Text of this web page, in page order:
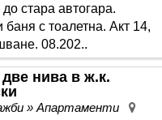
стара автогара.
баня с тоалетна. Акт 14,
08.202..
нива в ж.к.
» Апартаменти